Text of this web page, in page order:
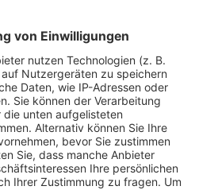
auf der A4 am Eifeltor soll
Ab Ende Dezember werden
die Geschwindigkeit und das
über 3,5 Tonnen
Verkehrsführung bereits
LKW in beiden
Fahrspur nutzen
Zum Einsatz kommen
mit Brennstoffzellen.